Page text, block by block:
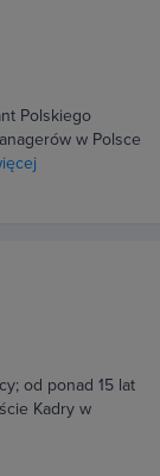
Polskiego
w Polsce
od ponad 15 lat
Kadry w